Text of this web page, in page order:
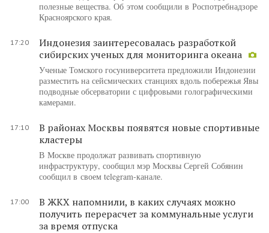
полезные вещества. Об этом сообщили в Роспотребнадзоре
Красноярского края.
17:20
Индонезия заинтересовалась разработкой
сибирских ученых для мониторинга океана
Ученые Томского госуниверситета предложили Индонезии
разместить на сейсмических станциях вдоль побережья Явы
подводные обсерватории с цифровыми голографическими
камерами.
17:10
В районах Москвы появятся новые спортивные
кластеры
В Москве продолжат развивать спортивную
инфраструктуру, сообщил мэр Москвы Сергей Собянин
сообщил в своем telegram-канале.
17:00
В ЖКХ напомнили, в каких случаях можно
получить перерасчет за коммунальные услуги
за время отпуска